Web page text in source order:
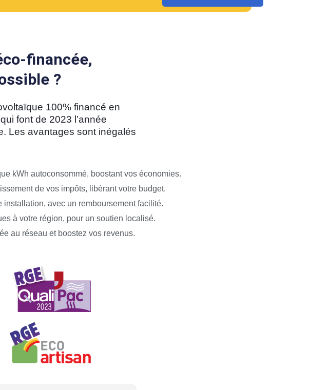
financée,
?
100% financé en
font de 2023 l’année
Les avantages sont inégalés
kWh autoconsommé, boostant vos économies.
de vos impôts, libérant votre budget.
installation, avec un remboursement facilité.
à votre région, pour un soutien localisé.
au réseau et boostez vos revenus.